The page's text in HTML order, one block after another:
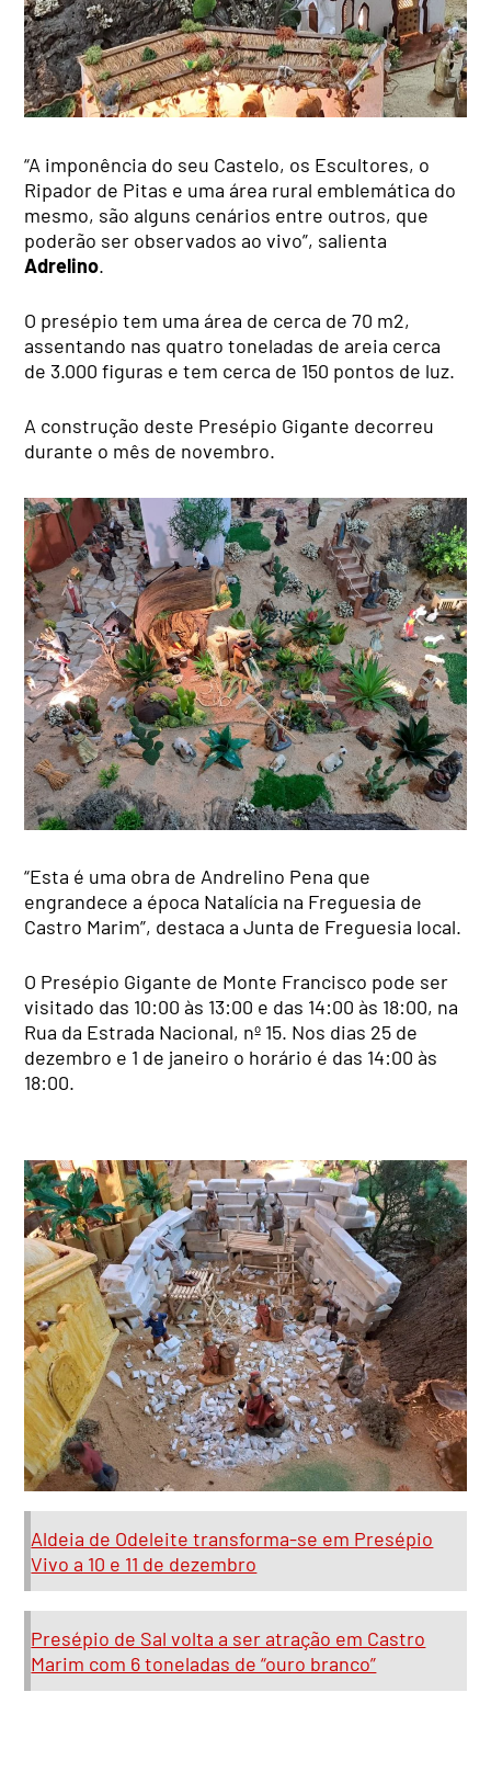
“A imponência do seu Castelo, os Escultores, o
Ripador de Pitas e uma área rural emblemática do
mesmo, são alguns cenários entre outros, que
poderão ser observados ao vivo”, salienta
Adrelino.
O presépio tem uma área de cerca de 70 m2,
assentando nas quatro toneladas de areia cerca
de 3.000 figuras e tem cerca de 150 pontos de luz.
A construção deste Presépio Gigante decorreu
durante o mês de novembro.
“Esta é uma obra de Andrelino Pena que
engrandece a época Natalícia na Freguesia de
Castro Marim”, destaca a Junta de Freguesia local.
O Presépio Gigante de Monte Francisco pode ser
visitado das 10:00 às 13:00 e das 14:00 às 18:00, na
Rua da Estrada Nacional, nº 15. Nos dias 25 de
dezembro e 1 de janeiro o horário é das 14:00 às
18:00.
Aldeia de Odeleite transforma-se em Presépio
Vivo a 10 e 11 de dezembro
Presépio de Sal volta a ser atração em Castro
Marim com 6 toneladas de “ouro branco”